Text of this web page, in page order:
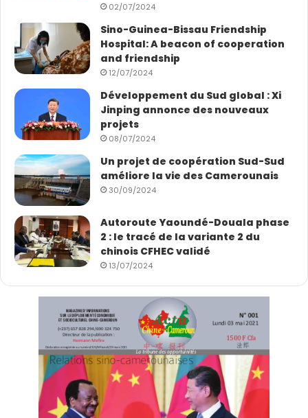
02/07/2024
Sino-Guinea-Bissau Friendship
Hospital: A beacon of cooperation
and friendship
12/07/2024
Développement du Sud global : Xi
Jinping annonce des nouveaux
projets
08/07/2024
Un projet de coopération Sud-Sud
améliore la vie des Camerounais
30/09/2024
Autoroute Yaoundé-Douala phase
2 : le tracé de la variante 2 du
chinois CFHEC validé
13/07/2024